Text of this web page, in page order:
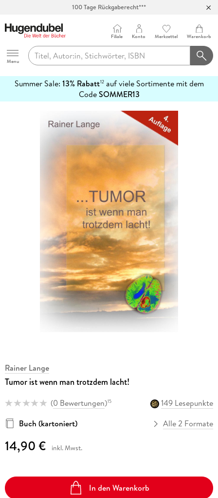
100 Tage Rückgaberecht***
Hugendubel
Menu
Filiale Konto Merkzettel Warenkorb
Summer Sale: 13% Rabatt12auf viele Sortimente mit dem
CodeSOMMER13
erfahren
Rainer Lange
Tumor ist wenn man trotzdem lacht!
(0 Bewertungen)15
149 Lesepunkte
Buch (kartoniert)
Alle 2 Formate
14,90 € inkl. Mwst.
In den Warenkorb